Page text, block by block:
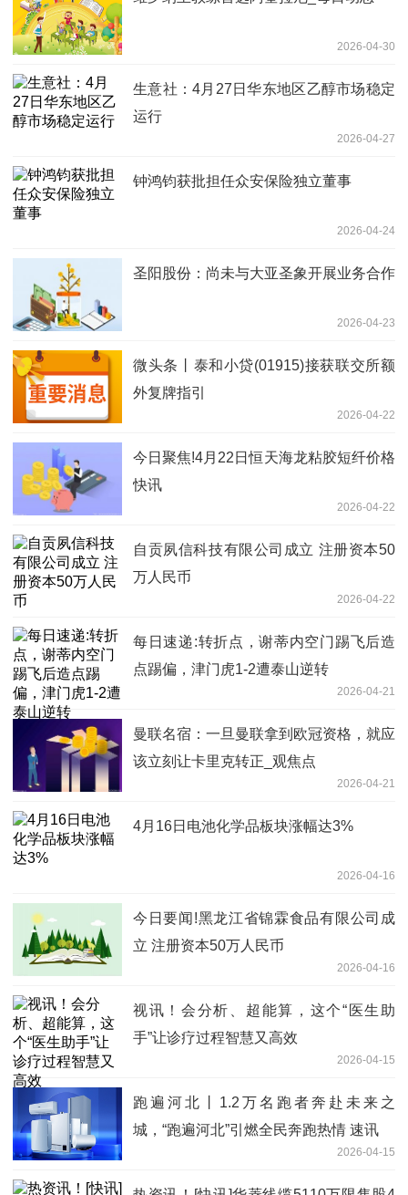
2026-04-30
生意社：4月27日华东地区乙醇市场稳定
运行
2026-04-27
钟鸿钧获批担任众安保险独立董事
2026-04-24
圣阳股份：尚未与大亚圣象开展业务合作
2026-04-23
微头条丨泰和小贷(01915)接获联交所额
外复牌指引
2026-04-22
今日聚焦!4月22日恒天海龙粘胶短纤价格
快讯
2026-04-22
自贡夙信科技有限公司成立 注册资本50
万人民币
2026-04-22
每日速递:转折点，谢蒂内空门踢飞后造
点踢偏，津门虎1-2遭泰山逆转
2026-04-21
曼联名宿：一旦曼联拿到欧冠资格，就应
该立刻让卡里克转正_观焦点
2026-04-21
4月16日电池化学品板块涨幅达3%
2026-04-16
今日要闻!黑龙江省锦霖食品有限公司成
立 注册资本50万人民币
2026-04-16
视讯！会分析、超能算，这个“医生助
手”让诊疗过程智慧又高效
2026-04-15
跑遍河北丨1.2万名跑者奔赴未来之
城，“跑遍河北”引燃全民奔跑热情 速讯
2026-04-15